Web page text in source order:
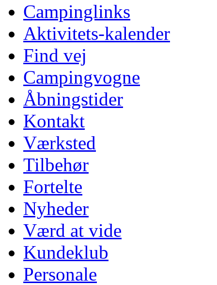
Campinglinks
Aktivitets-kalender
Find vej
Campingvogne
Åbningstider
Kontakt
Værksted
Tilbehør
Fortelte
Nyheder
Værd at vide
Kundeklub
Personale